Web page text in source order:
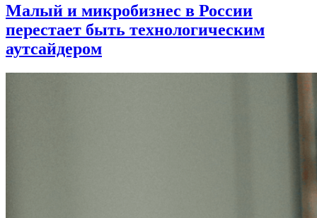
Малый и микробизнес в России
перестает быть технологическим
аутсайдером